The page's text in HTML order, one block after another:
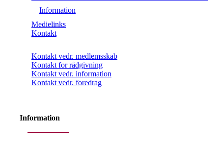
Information
Medielinks
Kontakt
Kontakt vedr. medlemsskab
Kontakt for rådgivning
Kontakt vedr. information
Kontakt vedr. foredrag
Information